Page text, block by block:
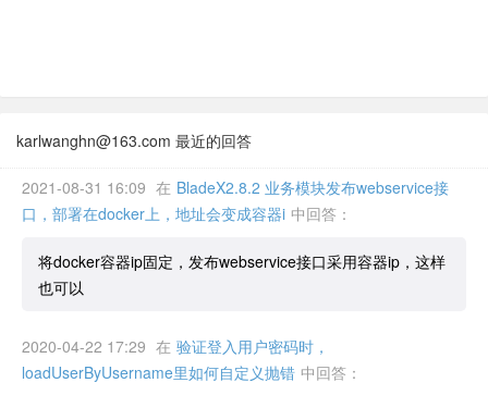
karlwanghn@163.com 最近的回答
2021-08-31 16:09 在 BladeX2.8.2 业务模块发布webservice接
口，部署在docker上，地址会变成容器i 中回答：
将docker容器ip固定，发布webservice接口采用容器ip，这样
也可以
2020-04-22 17:29 在 验证登入用户密码时，
loadUserByUsername里如何自定义抛错 中回答：